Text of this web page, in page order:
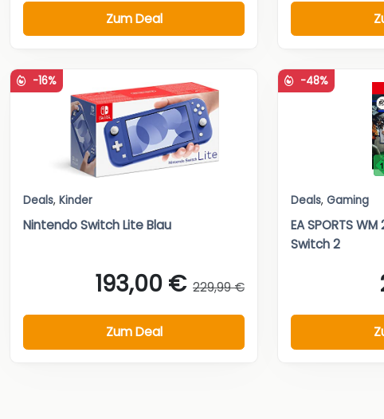
Zum Deal
-16%
Deals, Kinder
Nintendo Switch Lite Blau
193,00 € 229,99 €
Zum Deal
-48%
Deals, Gaming
EA SPORTS
Switch 2